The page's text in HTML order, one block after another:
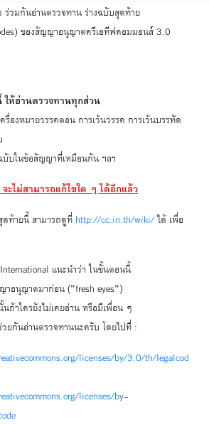
วมกันอ่านตรวจทาน ร่างฉบับสุดท้าย
ของสัญญาอนุญาตครีเอทีฟคอมมอนส์ 3.0
ให้อ่านตรวจทานทุกส่วน
องหมายวรรคตอน การเว้นวรรค การเว้นบรรทัด
บับในข้อสัญญาที่เหมือนกัน ฯลฯ
ไม่สามารถแก้ไขใด ๆ ได้อีกแล้ว
ดท้ายนี้ สามารถดูที่ http://cc.in.th/wiki/ได้ เพื่อ
แนะนำว่า ในขั้นตอนนี้
อนุญาตมาก่อน (”fresh eyes”)
ถ้าใครยังไม่เคยอ่าน หรือมีเพื่อน ๆ
ยกันอ่านตรวจทานนะครับ โดยไปที่ :
licenses/by/3.0/th/legalcod
licenses/by-